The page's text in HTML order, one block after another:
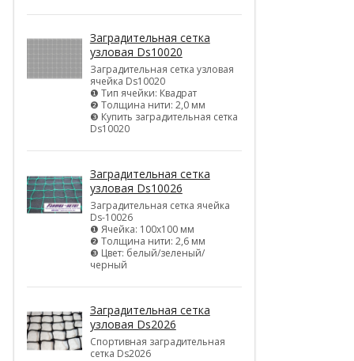
Заградительная сетка
узловая Ds10020
Заградительная сетка узловая
ячейка Ds10020
❶ Тип ячейки: Квадрат
❷ Толщина нити: 2,0 мм
❸ Купить заградительная сетка
Ds10020
Заградительная сетка
узловая Ds10026
Заградительная сетка ячейка
Ds-10026
❶ Ячейка: 100х100 мм
❷ Толщина нити: 2,6 мм
❸ Цвет: белый/зеленый/
черный
Заградительная сетка
узловая Ds2026
Спортивная заградительная
сетка Ds2026